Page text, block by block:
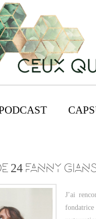
24 FANNY
J’ai